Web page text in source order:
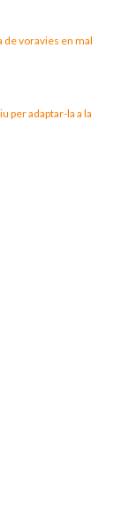
de voravies en mal
per adaptar-la a la